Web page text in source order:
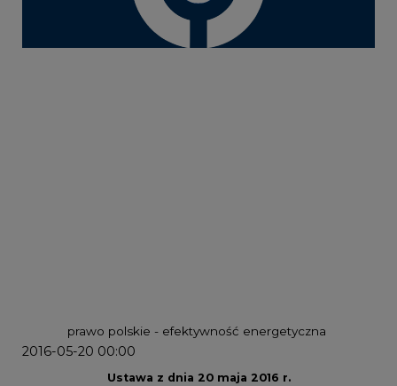
prawo polskie - efektywność energetyczna
2016-05-20 00:00
Ustawa z dnia 20 maja 2016 r.